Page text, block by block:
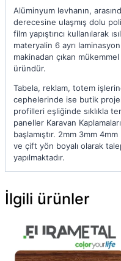
Alüminyum levhanın,
derecesine ulaşmış dolu
film yapıştırıcı kullanılarak
materyalin 6 ayrı
makinadan çıkan
üründür.
Tabela, reklam, totem
cephelerinde ise butik
profilleri eşliğinde sıklıkla
paneller Karavan
başlamıştır. 2mm 3mm
ve çift yön boyalı olarak
yapılmaktadır.
İlgili ürünler